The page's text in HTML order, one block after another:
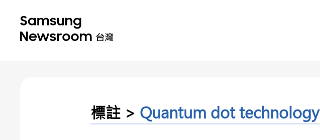
標註 > Quantum dot technology